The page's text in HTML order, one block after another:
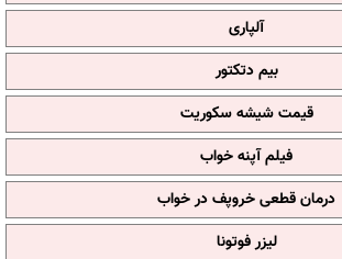
آلپاری
بیم دتکتور
قیمت شیشه سکوریت
فیلم آپنه خواب
درمان قطعی خروپف در خواب
لیزر فوتونا